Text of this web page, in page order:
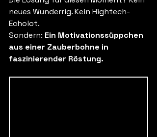
neues Wunderrig. Kein Hightech-
Echolot.
Sondern: Ein Motivationssüppchen
aus einer Zauberbohne in
faszinierender Röstung.